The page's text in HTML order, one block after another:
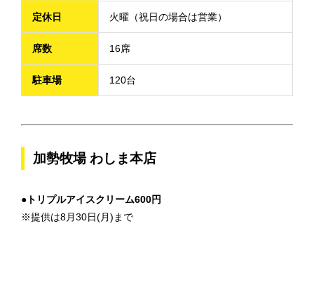
定休日 火曜（祝日の場合は営業）
席数 16席
駐車場 120台
加勢牧場 わしま本店
●トリプルアイスクリーム600円
※提供は8月30日(月)まで